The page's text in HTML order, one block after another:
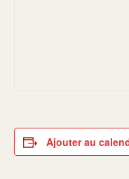
Ajouter au